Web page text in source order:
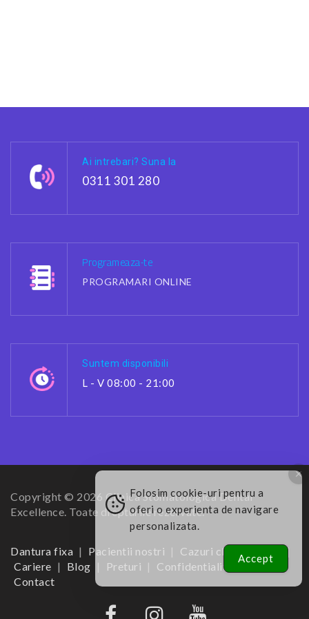
Ai intrebari? Suna la
0311 301 280
Programeaza-te
PROGRAMARI ONLINE
Suntem disponibili
L - V 08:00 - 21:00
Copyright © 2026 Clinica Stomatologica Dental
Excellence. Toate drepturile rezervate.
Dantura fixa Pacientii nostri
Cazuri clinice – foto
Cariere
Blog Preturi
Confidentialitate
Contact
Folosim cookie-uri pentru a
oferi o experienta de navigare
personalizata.
Accept